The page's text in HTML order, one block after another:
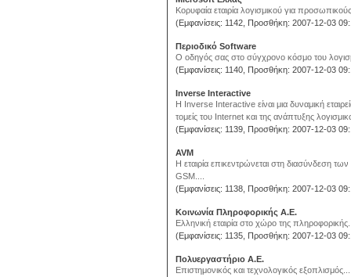
Κορυφαία εταιρία λογισμικού για
(Εμφανίσεις: 1142, Προσθήκη: 2007-12-03
Περιοδικό Software
Ο οδηγός σας στο σύγχρονο κόσμο του
(Εμφανίσεις: 1140, Προσθήκη: 2007-12-03
Inverse Interactive
H Inverse Interactive είναι μια δυναμική
τομείς του Internet και της ανάπτυξης
(Εμφανίσεις: 1139, Προσθήκη: 2007-12-03
AVM
Η εταιρία επικεντρώνεται στη διασύνδεση
GSM....
(Εμφανίσεις: 1138, Προσθήκη: 2007-12-03
Κοινωνία Πληροφορικής Α.Ε.
Ελληνική εταιρία στο χώρο της
(Εμφανίσεις: 1135, Προσθήκη: 2007-12-03
Πολυεργαστήριο Α.Ε.
Επιστημονικός και τεχνολογικός